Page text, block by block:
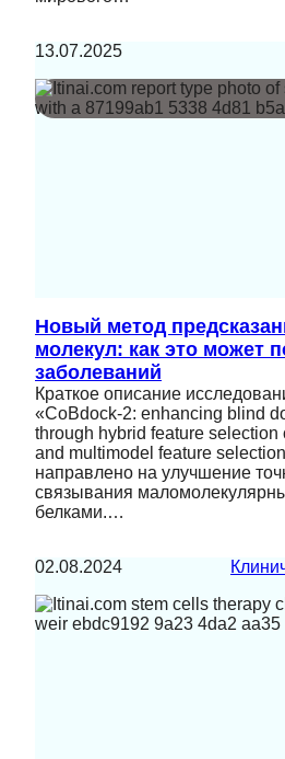
13.07.2025
Новый метод
молекул: как это может
заболеваний
Краткое описание
«CoBdock-2: enhancing blind
through hybrid feature
and multimodel feature
направлено на улучшение
связывания
белками.…
02.08.2024